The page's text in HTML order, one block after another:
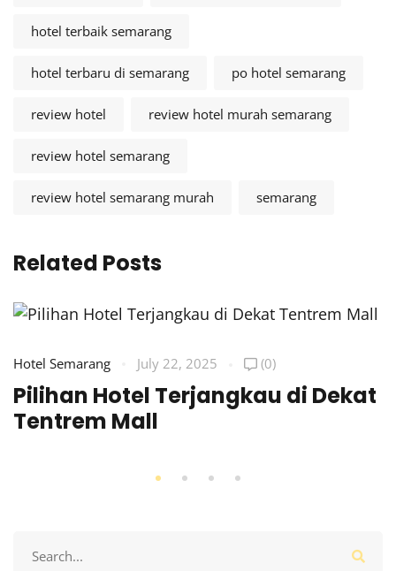
hotel terbaik semarang
hotel terbaru di semarang po hotel semarang
review hotel review hotel murah semarang
review hotel semarang
review hotel semarang murah semarang
Related Posts
Hotel Semarang July 22, 2025 (0)
Pilihan Hotel Terjangkau di Dekat
Tentrem Mall
for: